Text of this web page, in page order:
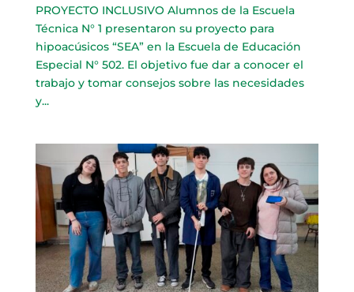
PROYECTO INCLUSIVO Alumnos de la Escuela
Técnica N° 1 presentaron su proyecto para
hipoacúsicos “SEA” en la Escuela de Educación
Especial N° 502. El objetivo fue dar a conocer el
trabajo y tomar consejos sobre las necesidades
y...